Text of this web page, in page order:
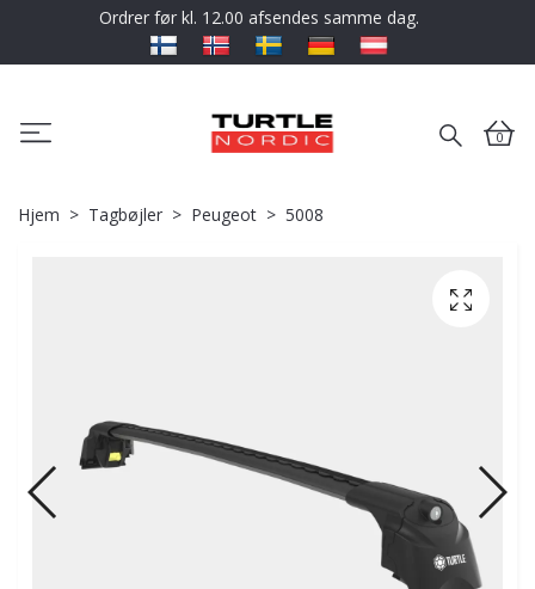
Ordrer før kl. 12.00 afsendes samme dag.
0
Hjem Tagbøjler Peugeot 5008